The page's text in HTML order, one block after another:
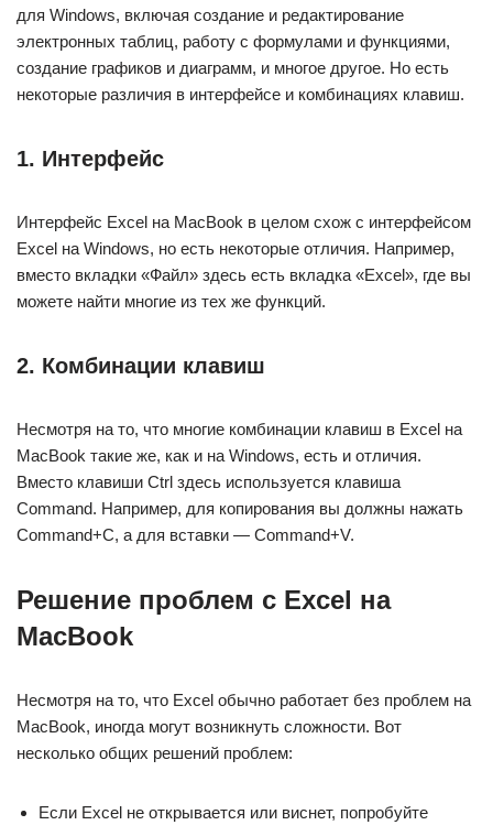
для Windows, включая создание и редактирование
электронных таблиц, работу с формулами и функциями,
создание графиков и диаграмм, и многое другое. Но есть
некоторые различия в интерфейсе и комбинациях клавиш.
1. Интерфейс
Интерфейс Excel на MacBook в целом схож с интерфейсом
Excel на Windows, но есть некоторые отличия. Например,
вместо вкладки «Файл» здесь есть вкладка «Excel», где вы
можете найти многие из тех же функций.
2. Комбинации клавиш
Несмотря на то, что многие комбинации клавиш в Excel на
MacBook такие же, как и на Windows, есть и отличия.
Вместо клавиши Ctrl здесь используется клавиша
Command. Например, для копирования вы должны нажать
Command+C, а для вставки — Command+V.
Решение проблем с Excel на
MacBook
Несмотря на то, что Excel обычно работает без проблем на
MacBook, иногда могут возникнуть сложности. Вот
несколько общих решений проблем:
Если Excel не открывается или виснет, попробуйте